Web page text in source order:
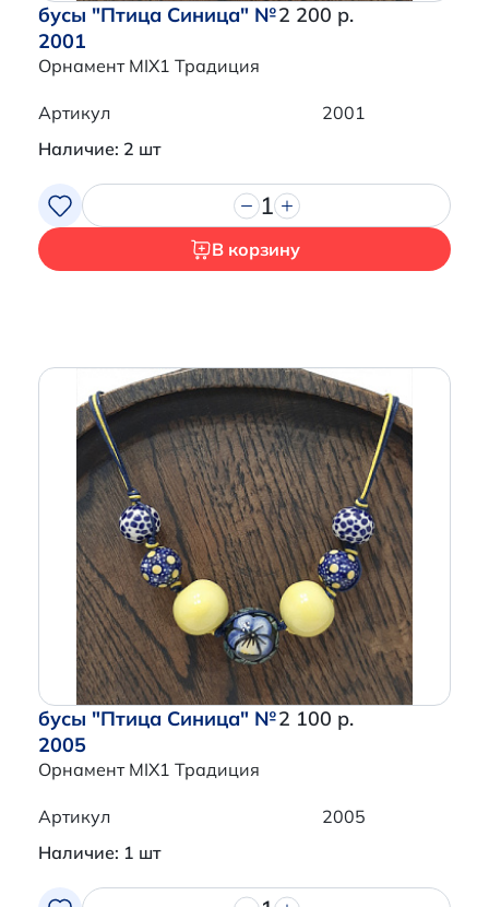
бусы "Птица Синица" №
2001
Орнамент MIX1 Традиция
2 200 р.
Артикул
2001
Наличие: 2 шт
1
В корзину
бусы "Птица Синица" №
2005
Орнамент MIX1 Традиция
2 100 р.
Артикул
2005
Наличие: 1 шт